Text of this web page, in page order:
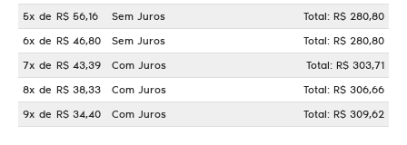
5x de R$ 56,16 Sem Juros
Total: R$ 280,80
6x de R$ 46,80 Sem Juros
Total: R$ 280,80
7x de R$ 43,39 Com Juros
Total: R$ 303,71
8x de R$ 38,33 Com Juros
Total: R$ 306,66
9x de R$ 34,40 Com Juros Total: R$ 309,62